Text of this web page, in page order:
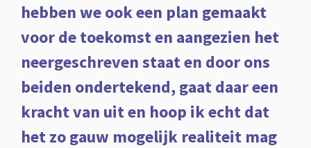
hebben we ook een plan gemaakt
voor de toekomst en aangezien het
neergeschreven staat en door ons
beiden ondertekend, gaat daar een
kracht van uit en hoop ik echt dat
het zo gauw mogelijk realiteit mag